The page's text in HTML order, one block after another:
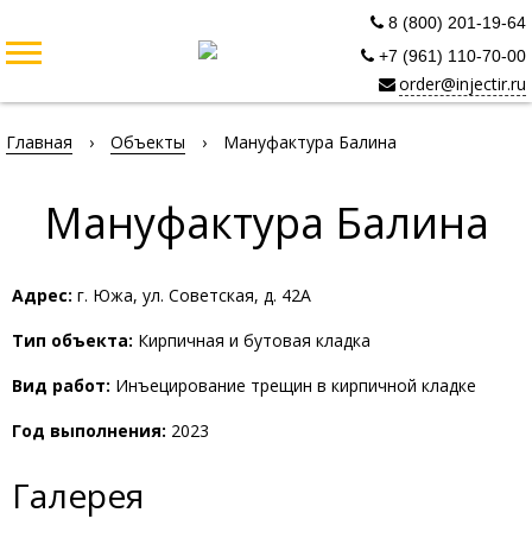
8 (800) 201-19-64
+7 (961) 110-70-00
order@injectir.ru
Главная › Объекты › Мануфактура Балина
Мануфактура Балина
Адрес: г. Южа, ул. Советская, д. 42А
Тип объекта: Кирпичная и бутовая кладка
Вид работ: Инъецирование трещин в кирпичной кладке
Год выполнения: 2023
Галерея